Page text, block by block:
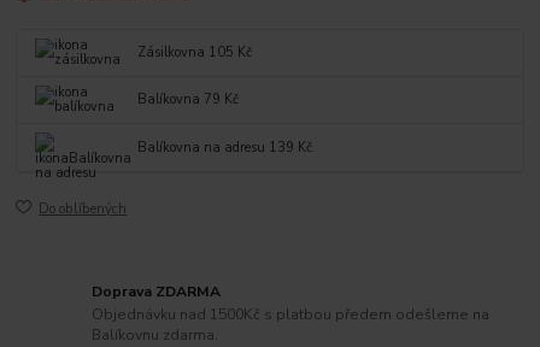
Zásilkovna 105 Kč
Balíkovna 79 Kč
Balíkovna na adresu 139 Kč
Do oblíbených
Doprava ZDARMA
Objednávku nad 1500Kč s platbou předem odešleme na
Balíkovnu zdarma.